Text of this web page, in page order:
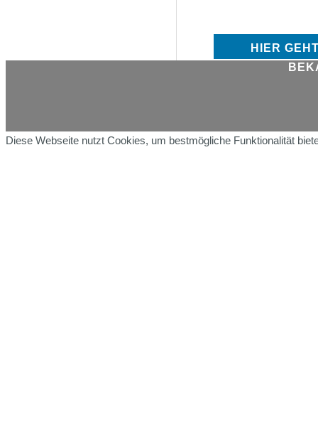
HIER
Diese Webseite nutzt Cookies, um bestmögliche Funktionalität